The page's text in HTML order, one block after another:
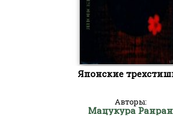
Японские
Авторы:
Мацукура Ранран